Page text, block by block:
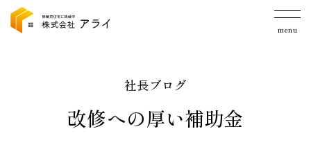
menu
社長ブログ
改修への厚い補助金